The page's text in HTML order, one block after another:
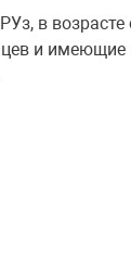
в
и имеющие